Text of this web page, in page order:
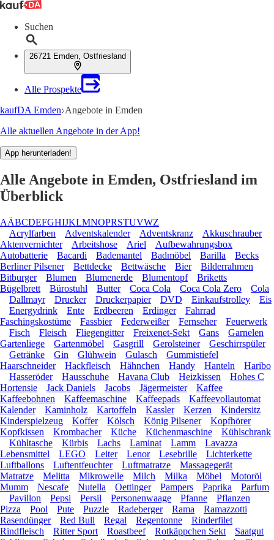
Suchen
26721 Emden, Ostfriesland
Alle Prospekte
kaufDA Emden Angebote in Emden
Alle aktuellen Angebote in der App!
App herunterladen!
Alle Angebote in Emden, Ostfriesland im
Überblick
AÄBCDEFGHIJKLMNOPRSTUVWZ
Acrylfarben
Adventskalender Adventskranz
Akkuschrauber
Aktenvernichter
Arbeitshose Ariel
Aufbewahrungsbox
Autobatterie
Bacardi Bademantel Badmöbel Barilla
Becks
Berliner Pilsener
Bettdecke Bettwäsche Bier
Bilderrahmen
Bitburger
Blumen Blumenerde Blumentopf
Briketts
Bügelbrett
Bürostuhl Butter Coca Cola Coca Cola Zero
Cola
Dallmayr
Drucker Druckerpapier DVD Einkaufstrolley
Eis
Energydrink
Ente Erdbeeren Erdinger
Fahrrad
Faschingskostüme
Fassbier Federweißer Fernseher
Feuerwerk
Fisch
Fleisch Fliegengitter Freixenet-Sekt Gans
Garnelen
Gartenliege
Gartenmöbel Gasgrill Gerolsteiner
Geschirrspüler
Getränke
Gin Glühwein Gulasch
Gummistiefel
Haarschneider
Hackfleisch Hähnchen Handy Hanteln
Haribo
Hasseröder
Hausschuhe Havana Club Heizkissen
Hohes C
Hortensie
Jack Daniels Jacobs Jägermeister
Kaffee
Kaffeebohnen
Kaffeemaschine Kaffeepads
Kaffeevollautomat
Kalender
Kaminholz Kartoffeln Kassler Kerzen
Kindersitz
Kinderspielzeug
Koffer Kölsch König Pilsener
Kopfhörer
Kopfkissen
Krombacher Küche Küchenmaschine
Kühlschrank
Kühltasche
Kürbis Lachs Laminat Lamm
Lavazza
Lebensmittel
LEGO Leiter Lenor Lesebrille
Lichterkette
Luftballons
Luftentfeuchter Luftmatratze
Massagegerät
Matratze
Melitta Mikrowelle Milch Milka Möbel
Motoröl
Mumm
Nescafe Nutella Oettinger Pampers Paprika
Parfum
Pavillon
Pepsi Persil Personenwaage Pfanne
Pflanzen
Pizza
Pool Pute Puzzle Radeberger Rama
Ramazzotti
Rasendünger
Red Bull Regal Regentonne
Rinderfilet
Rindfleisch
Ritter Sport Roastbeef Rotkäppchen Sekt
Saatgut